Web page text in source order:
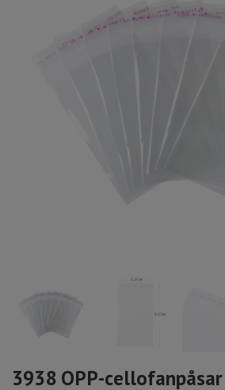
3938 OPP-